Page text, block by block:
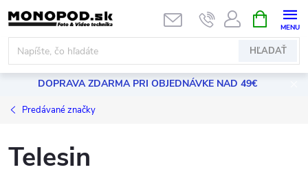
Prejsť
na
obsah
HĽADAŤ
KOŠÍK
DOPRAVA ZDARMA PRI OBJEDNÁVKE NAD 49€
Predávané značky
Telesin